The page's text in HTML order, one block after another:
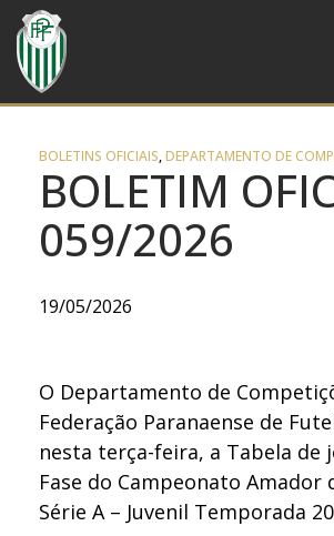
BOLETINS OFICIAIS,DEPARTAMENTO DE
BOLETIM
059/2026
19/05/2026
O Departamento de
Federação Paranaense de
nesta terça-feira, a Tabela de
Fase do Campeonato Amador
Série A – Juvenil Temporada